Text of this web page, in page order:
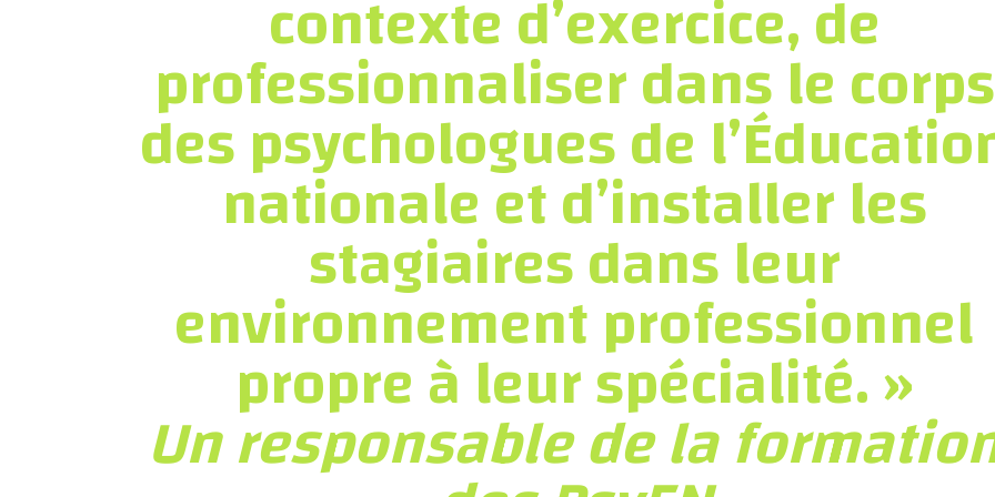
contexte d’exercice, de
professionnaliser dans le corps
des psychologues de
nationale et d’installer les
stagiaires dans leur
environnement professionnel
propre à leur spécialité. »
Un responsable de la